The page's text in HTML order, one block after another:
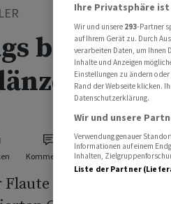
bescheren
Kommentare
im Luxusmarkt:
Ihre Privatsphäre
Wir und unsere 293-Partner
auf Ihrem Gerät zu. Durch
verarbeiten Daten, um Ihnen
Inhalte und Anzeigen
Einstellungen zu ändern
Rand der Webseite klicken.
Datenschutzerklärung.
Wir und unsere
Verwendung genauer
Informationen auf einem
Inhalten,
Liste der Partner